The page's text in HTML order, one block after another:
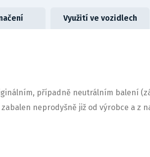
Využití ve vozidlech
případně neutrálním balení
neprodyšně již od výrobce a z